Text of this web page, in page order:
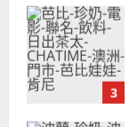
3